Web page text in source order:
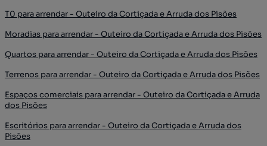
T0 para arrendar - Outeiro da Cortiçada e Arruda dos Pisões
Moradias para arrendar - Outeiro da Cortiçada e Arruda dos Pisões
Quartos para arrendar - Outeiro da Cortiçada e Arruda dos Pisões
Terrenos para arrendar - Outeiro da Cortiçada e Arruda dos Pisões
Espaços comerciais para arrendar - Outeiro da Cortiçada e Arruda
dos Pisões
Escritórios para arrendar - Outeiro da Cortiçada e Arruda dos
Pisões